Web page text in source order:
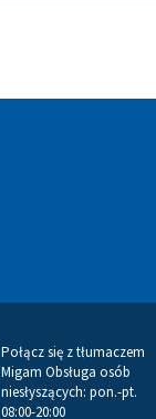
Połącz się z tłumaczem
Migam Obsługa osób
niesłyszących: pon.-pt.
08:00-20:00